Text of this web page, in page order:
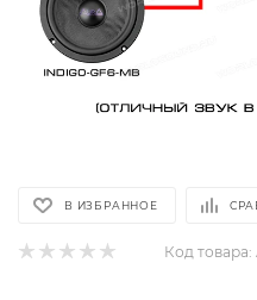
В ИЗБРАННОЕ
Код товара: